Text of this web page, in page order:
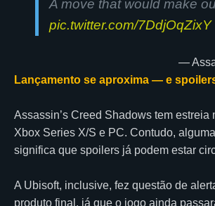
A move that would make
pic.twitter.com/7DdjOqZixY
—
Lançamento se aproxima — e
Assassin’s Creed Shadows tem
Xbox Series X/S e PC. Contudo,
significa que spoilers já podem estar
A Ubisoft, inclusive, fez questão de
produto final, já que o jogo ainda